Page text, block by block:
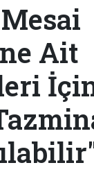
Ait